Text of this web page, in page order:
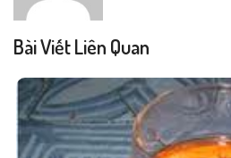
Bài Viết Liên Quan